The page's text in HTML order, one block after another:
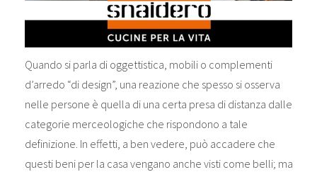
Quando si parla di oggettistica, mobili o complementi
d’arredo “di design”, una reazione che spesso si osserva
nelle persone è quella di una certa presa di distanza dalle
categorie merceologiche che rispondono a tale
definizione. In effetti, a ben vedere, può accadere che
questi beni per la casa vengano anche visti come belli; ma